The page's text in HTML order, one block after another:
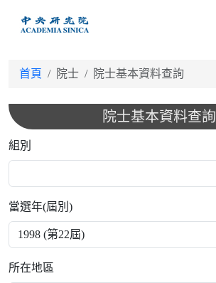
首頁 院士 院士基本資料查詢
院士基本資料查詢
組別
當選年(屆別)
所在地區